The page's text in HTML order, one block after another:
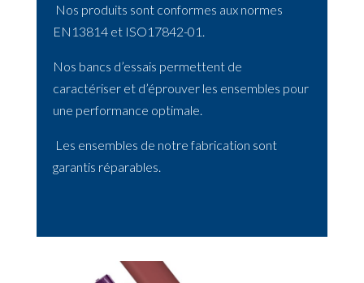
Nos produits sont conformes aux normes
EN13814 et ISO17842-01.
Nos bancs d’essais permettent de
caractériser et d’éprouver les ensembles pour
une performance optimale.
Les ensembles de notre fabrication sont
garantis réparables.